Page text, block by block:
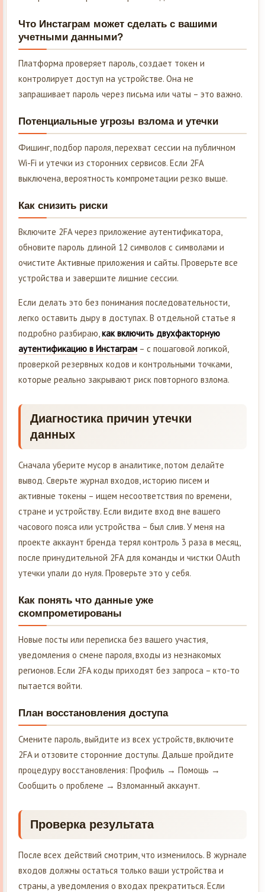
Что Инстаграм может сделать с вашими
учетными данными?
Платформа проверяет пароль, создает токен и
контролирует доступ на устройстве. Она не
запрашивает пароль через письма или чаты – это важно.
Потенциальные угрозы взлома и утечки
Фишинг, подбор пароля, перехват сессии на публичном
Wi-Fi и утечки из сторонних сервисов. Если 2FA
выключена, вероятность компрометации резко выше.
Как снизить риски
Включите 2FA через приложение аутентификатора,
обновите пароль длиной 12 символов с символами и
очистите Активные приложения и сайты. Проверьте все
устройства и завершите лишние сессии.
Если делать это без понимания последовательности,
легко оставить дыру в доступах. В отдельной статье я
подробно разбираю,как включить двухфакторную
аутентификацию в Инстаграм – с пошаговой логикой,
проверкой резервных кодов и контрольными точками,
которые реально закрывают риск повторного взлома.
Диагностика причин утечки
данных
Сначала уберите мусор в аналитике, потом делайте
вывод. Сверьте журнал входов, историю писем и
активные токены – ищем несоответствия по времени,
стране и устройству. Если видите вход вне вашего
часового пояса или устройства – был слив. У меня на
проекте аккаунт бренда терял контроль 3 раза в месяц,
после принудительной 2FA для команды и чистки OAuth
утечки упали до нуля. Проверьте это у себя.
Как понять что данные уже
скомпрометированы
Новые посты или переписка без вашего участия,
уведомления о смене пароля, входы из незнакомых
регионов. Если 2FA коды приходят без запроса – кто-то
пытается войти.
План восстановления доступа
Смените пароль, выйдите из всех устройств, включите
2FA и отзовите сторонние доступы. Дальше пройдите
процедуру восстановления: Профиль → Помощь →
Сообщить о проблеме → Взломанный аккаунт.
Проверка результата
После всех действий смотрим, что изменилось. В журнале
входов должны остаться только ваши устройства и
страны, а уведомления о входах прекратиться. Если